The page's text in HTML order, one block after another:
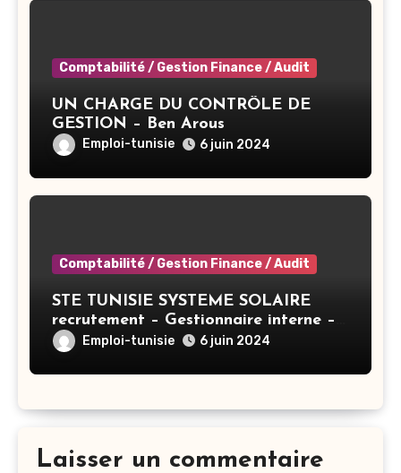
Comptabilité / Gestion Finance / Audit
UN CHARGE DU CONTRÔLE DE
GESTION – Ben Arous
Emploi-tunisie 6 juin 2024
Comptabilité / Gestion Finance / Audit
STE TUNISIE SYSTEME SOLAIRE
recrutement – Gestionnaire interne –
TunisEmploi-tunisie 6 juin 2024
Laisser un commentaire